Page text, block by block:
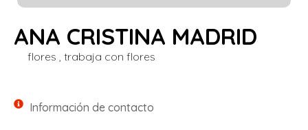
ANA CRISTINA MADRID
flores , trabaja con flores
Información de contacto